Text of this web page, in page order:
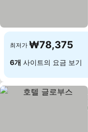
최저가 ₩78,375
6개 사이트의 요금 보기